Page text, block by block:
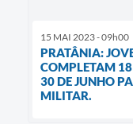
15 MAI 2023 - 09h00
PRATÂNIA:
COMPLETAM
30 DE JUNHO
MILITAR.